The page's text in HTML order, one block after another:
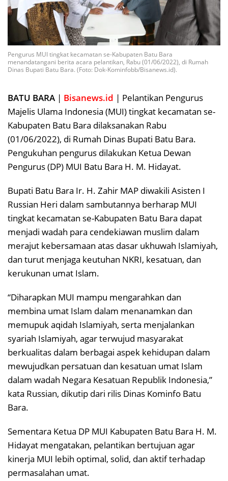
Pengurus MUI tingkat kecamatan se-Kabupaten Batu Bara
menandatangani berita acara pelantikan, Rabu (01/06/2022), di Rumah
Dinas Bupati Batu Bara. (Foto: Dok-Kominfobb/Bisanews.id).
BATU BARA | Bisanews.id | Pelantikan Pengurus
Majelis Ulama Indonesia (MUI) tingkat kecamatan se-
Kabupaten Batu Bara dilaksanakan Rabu
(01/06/2022), di Rumah Dinas Bupati Batu Bara.
Pengukuhan pengurus dilakukan Ketua Dewan
Pengurus (DP) MUI Batu Bara H. M. Hidayat.
Bupati Batu Bara Ir. H. Zahir MAP diwakili Asisten I
Russian Heri dalam sambutannya berharap MUI
tingkat kecamatan se-Kabupaten Batu Bara dapat
menjadi wadah para cendekiawan muslim dalam
merajut kebersamaan atas dasar ukhuwah Islamiyah,
dan turut menjaga keutuhan NKRI, kesatuan, dan
kerukunan umat Islam.
“Diharapkan MUI mampu mengarahkan dan
membina umat Islam dalam menanamkan dan
memupuk aqidah Islamiyah, serta menjalankan
syariah Islamiyah, agar terwujud masyarakat
berkualitas dalam berbagai aspek kehidupan dalam
mewujudkan persatuan dan kesatuan umat Islam
dalam wadah Negara Kesatuan Republik Indonesia,”
kata Russian, dikutip dari rilis Dinas Kominfo Batu
Bara.
Sementara Ketua DP MUI Kabupaten Batu Bara H. M.
Hidayat mengatakan, pelantikan bertujuan agar
kinerja MUI lebih optimal, solid, dan aktif terhadap
permasalahan umat.